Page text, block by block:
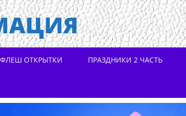
ФЛЕШ ОТКРЫТКИ ПРАЗДНИКИ 2 ЧАСТЬ